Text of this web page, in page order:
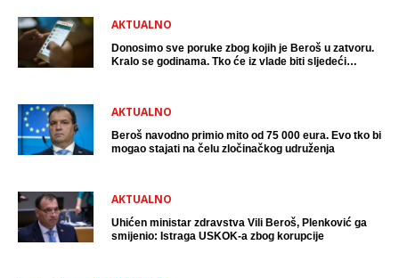
AKTUALNO
Donosimo sve poruke zbog kojih je Beroš u zatvoru.
Kralo se godinama. Tko će iz vlade biti sljedeći
AKTUALNO
Beroš navodno primio mito od 75 000 eura. Evo tko bi
mogao stajati na čelu zločinačkog udruženja
AKTUALNO
Uhićen ministar zdravstva Vili Beroš, Plenković ga
smijenio: Istraga USKOK-a zbog korupcije